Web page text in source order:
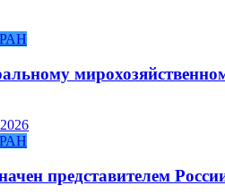
РАН
РАН
представителем